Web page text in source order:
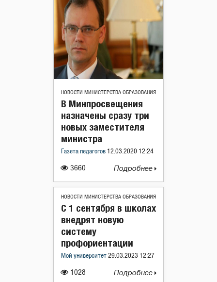
НОВОСТИ МИНИСТЕРСТВА ОБРАЗОВАНИЯ
3660
В Минпросвещения
назначены сразу три
новых заместителя
министра
Газета педагогов 12.03.2020 12:24
Подробнее
НОВОСТИ МИНИСТЕРСТВА ОБРАЗОВАНИЯ
1028
С 1 сентября в школах
внедрят новую
систему
профориентации
Мой университет 29.03.2023 12:27
Подробнее